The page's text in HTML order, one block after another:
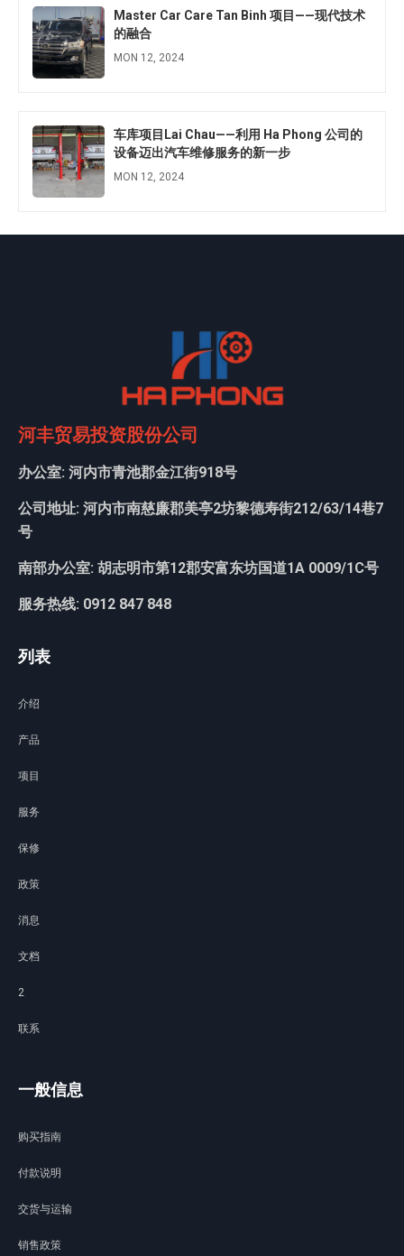
Master Car Care Tan Binh 项目——现代技术
的融合
MON 12, 2024
车库项目Lai Chau——利用 Ha Phong 公司的
设备迈出汽车维修服务的新一步
MON 12, 2024
河丰贸易投资股份公司
办公室: 河内市青池郡金江街918号
公司地址: 河内市南慈廉郡美亭2坊黎德寿街212/63/14巷7
号
南部办公室: 胡志明市第12郡安富东坊国道1A 0009/1C号
服务热线: 0912 847 848
列表
介绍
产品
项目
服务
保修
政策
消息
文档
2
联系
一般信息
购买指南
付款说明
交货与运输
销售政策